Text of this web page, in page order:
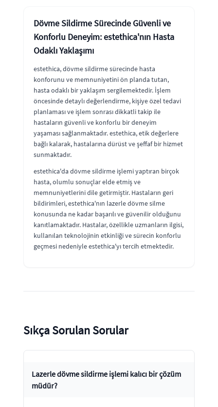
Dövme Sildirme Sürecinde Güvenli ve
Konforlu Deneyim: estethica'nın Hasta
Odaklı Yaklaşımı
estethica, dövme sildirme sürecinde hasta
konforunu ve memnuniyetini ön planda tutan,
hasta odaklı bir yaklaşım sergilemektedir. İşlem
öncesinde detaylı değerlendirme, kişiye özel tedavi
planlaması ve işlem sonrası dikkatli takip ile
hastaların güvenli ve konforlu bir deneyim
yaşaması sağlanmaktadır. estethica, etik değerlere
bağlı kalarak, hastalarına dürüst ve şeffaf bir hizmet
sunmaktadır.
estethica'da dövme sildirme işlemi yaptıran birçok
hasta, olumlu sonuçlar elde etmiş ve
memnuniyetlerini dile getirmiştir. Hastaların geri
bildirimleri, estethica'nın lazerle dövme silme
konusunda ne kadar başarılı ve güvenilir olduğunu
kanıtlamaktadır. Hastalar, özellikle uzmanların ilgisi,
kullanılan teknolojinin etkinliği ve sürecin konforlu
geçmesi nedeniyle estethica'yı tercih etmektedir.
Sıkça Sorulan Sorular
Lazerle dövme sildirme işlemi kalıcı bir çözüm
müdür?